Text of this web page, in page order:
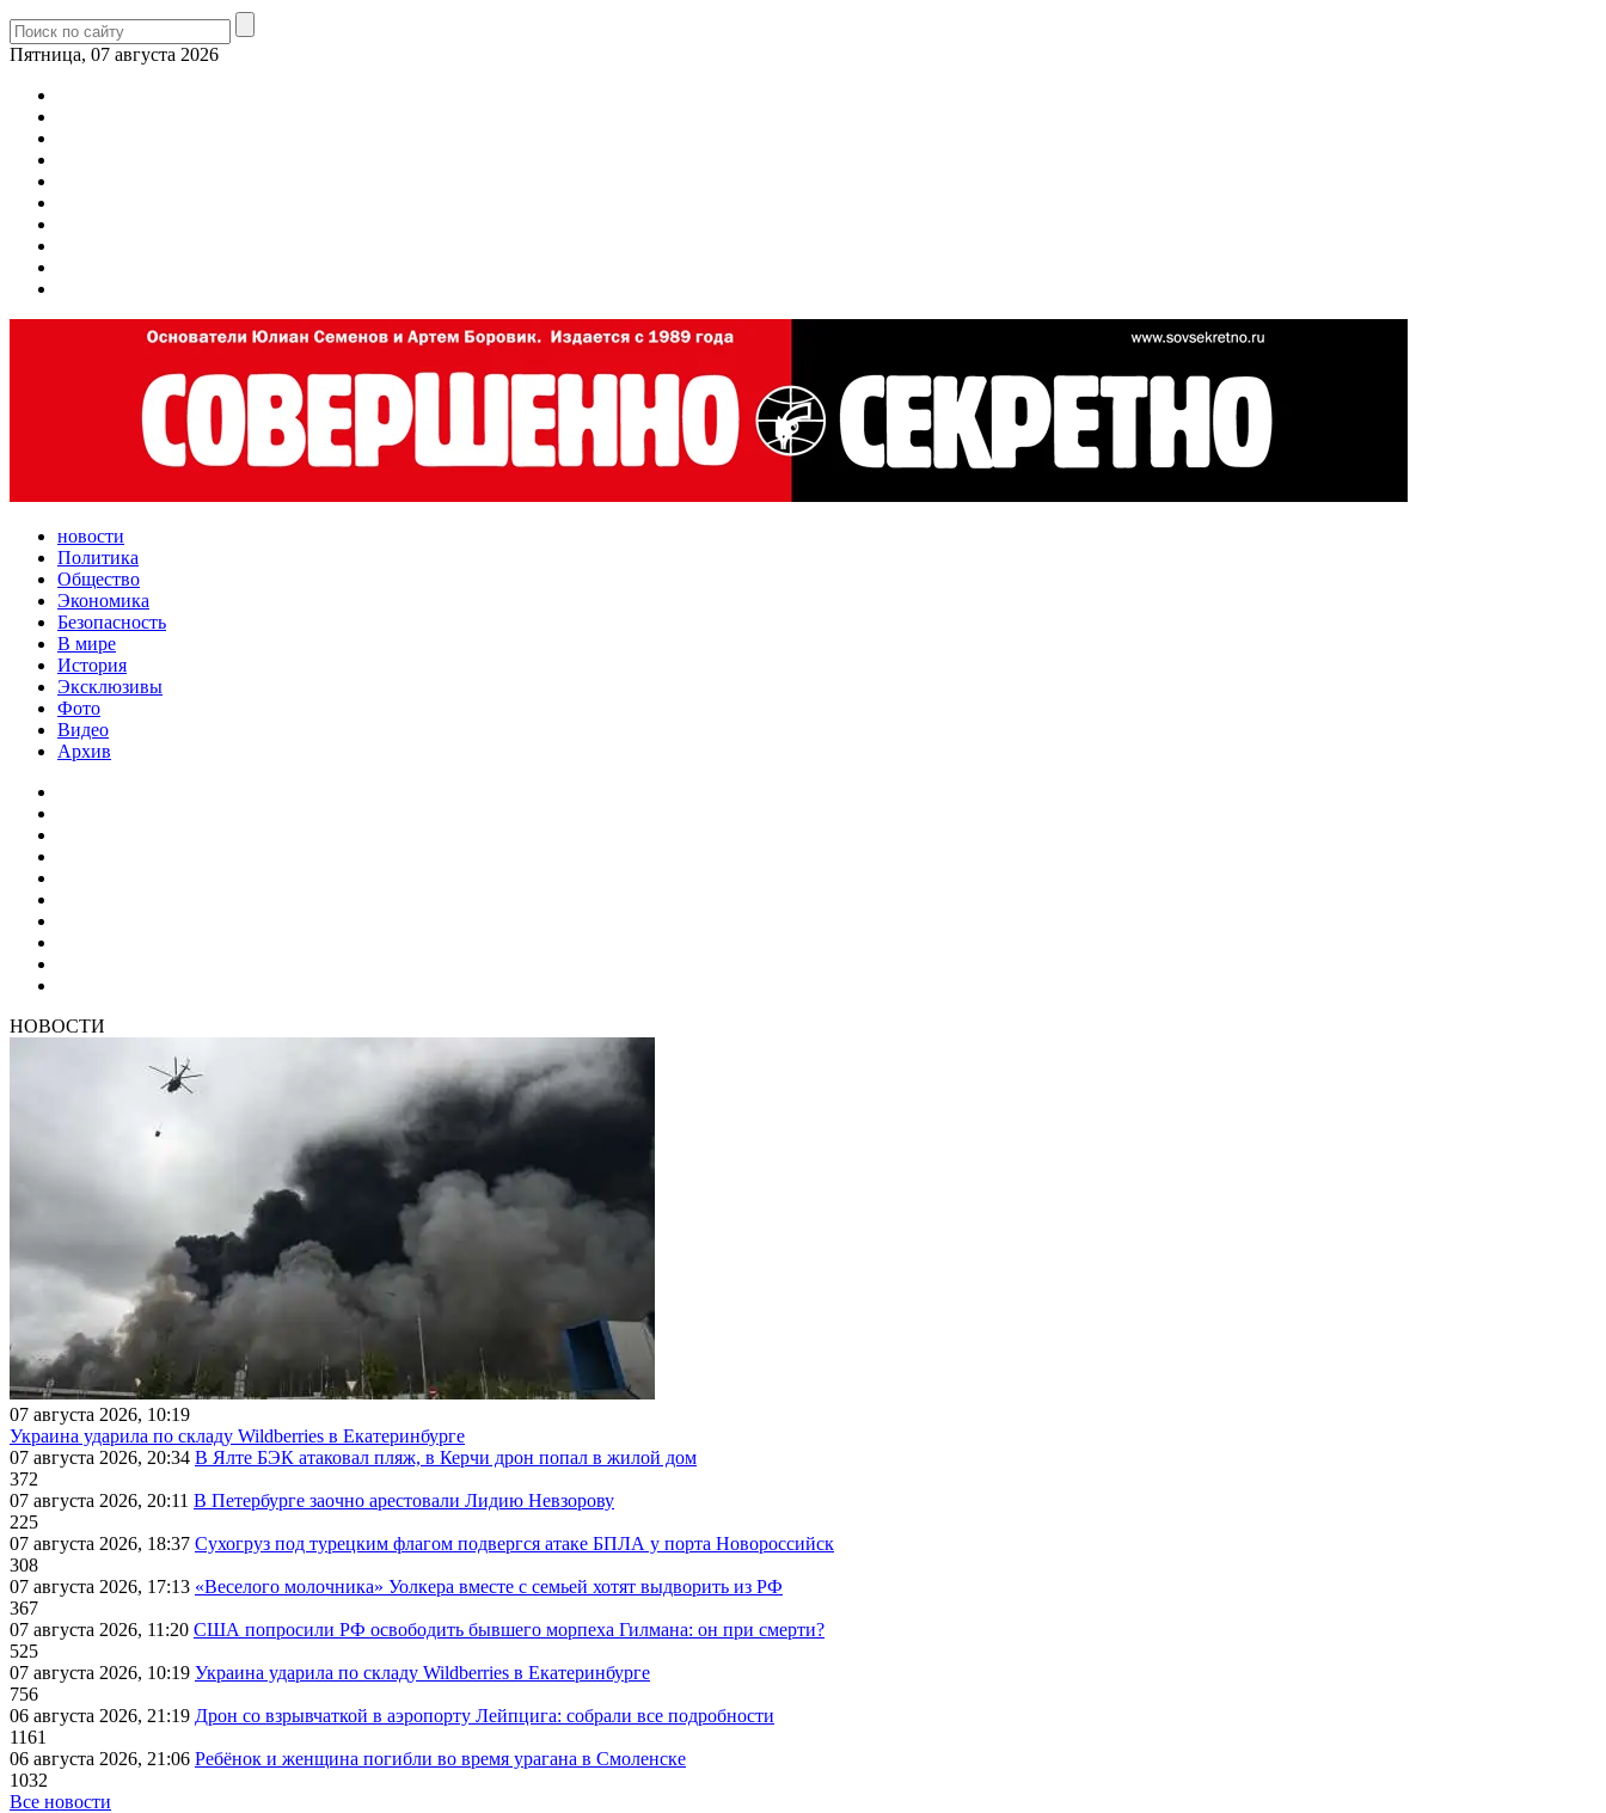
Пятница, 07 августа 2026
новости
Политика
Общество
Экономика
Безопасность
В мире
История
Эксклюзивы
Фото
Видео
Архив
НОВОСТИ
07 августа 2026, 10:19
Украина ударила по складу Wildberries в Екатеринбурге
07 августа 2026, 20:34 В Ялте БЭК атаковал пляж, в Керчи дрон попал в жилой дом
372
07 августа 2026, 20:11 В Петербурге заочно арестовали Лидию Невзорову
225
07 августа 2026, 18:37 Сухогруз под турецким флагом подвергся атаке БПЛА у порта Новороссийск
308
07 августа 2026, 17:13 «Веселого молочника» Уолкера вместе с семьей хотят выдворить из РФ
367
07 августа 2026, 11:20 США попросили РФ освободить бывшего морпеха Гилмана: он при смерти?
525
07 августа 2026, 10:19 Украина ударила по складу Wildberries в Екатеринбурге
756
06 августа 2026, 21:19 Дрон со взрывчаткой в аэропорту Лейпцига: собрали все подробности
1161
06 августа 2026, 21:06 Ребёнок и женщина погибли во время урагана в Смоленске
1032
Все новости